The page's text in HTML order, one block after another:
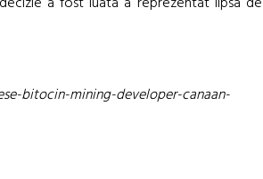
bitocin-mining-developer-canaan-